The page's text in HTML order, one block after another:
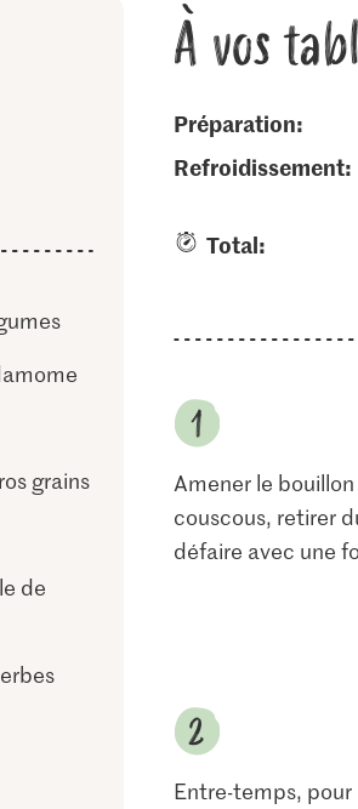
grains
de
À vos
Préparation:
refroidissement:
Total:
Amener le
couscous, retirer
défaire avec une
Entre-temps,